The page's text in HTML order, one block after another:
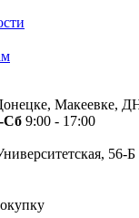
Макеевке,
9:00 - 17:00
56-Б